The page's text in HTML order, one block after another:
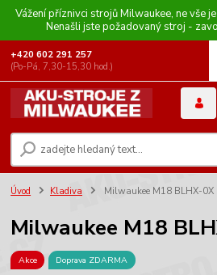
Vážení příznivci strojů Milwaukee, ne vše
Nenašli jste požadovaný stroj -
+420 602 291 257
(Po-Pá, 7,30-15,30 hod.)
Úvod Kladiva Milwaukee M18 BLHX-0X
Milwaukee M18
Akce Doprava ZDARMA